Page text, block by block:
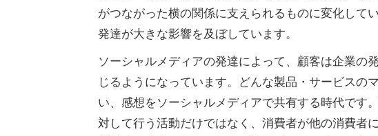
がつながった横の関係に支えられるものに変化して
発達が大きな影響を及ぼしています。
ソーシャルメディアの発達によって、顧客は企業の
じるようになっています。どんな製品・サービスの
い、感想をソーシャルメディアで共有する時代です
対して行う活動だけではなく、消費者が他の消費者